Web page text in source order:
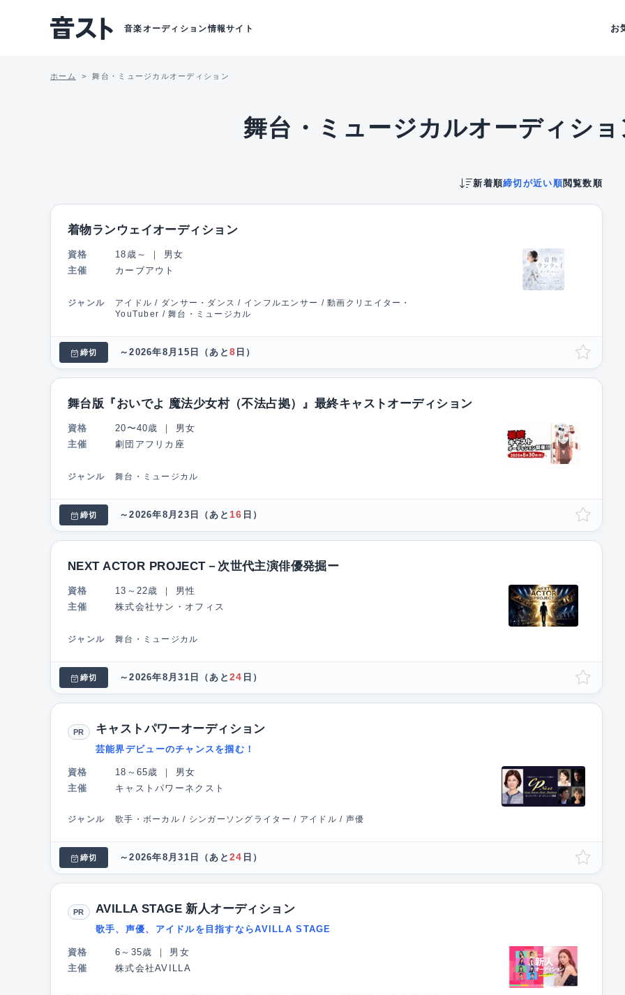
音楽オーディション情報サイト お
ホーム 舞台・ミュージカルオーディション
舞台・ミュージカルオーディシ
新着順締切が近い順閲覧数順
着物ランウェイオーディション
資格 18歳～ ｜ 男女
主催
カーブアウト
ジャンル
アイドル / ダンサー・ダンス / インフルエンサー / 動画クリエイター・
YouTuber / 舞台・ミュージカル
締切 ～2026年8月15日 （あと 8 日）
舞台版『おいでよ 魔法少女村（不法占拠）』最終キャストオーディション
資格 20〜40歳 ｜ 男女
主催
劇団アフリカ座
ジャンル 舞台・ミュージカル
締切 ～2026年8月23日 （あと 16 日）
NEXT ACTOR PROJECT－次世代主演俳優発掘ー
資格 13～22歳 ｜ 男性
主催
株式会社サン・オフィス
ジャンル 舞台・ミュージカル
締切 ～2026年8月31日 （あと 24 日）
PR キャストパワーオーディション
芸能界デビューのチャンスを掴む！
資格 18～65歳 ｜ 男女
主催
キャストパワーネクスト
ジャンル 歌手・ボーカル / シンガーソングライター / アイドル / 声優
締切 ～2026年8月31日 （あと 24 日）
PR AVILLA STAGE 新人オーディション
歌手、声優、アイドルを目指すならAVILLA STAGE
資格 6～35歳 ｜ 男女
主催
株式会社AVILLA